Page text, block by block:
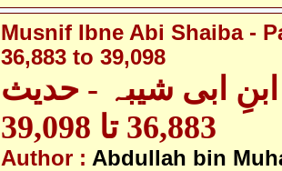
Musnif Ibne Abi Shaiba -
36,883 to 39,098
ابی شیبہ - حدیث
36,883 تا 39,098
Author : Abdullah bin